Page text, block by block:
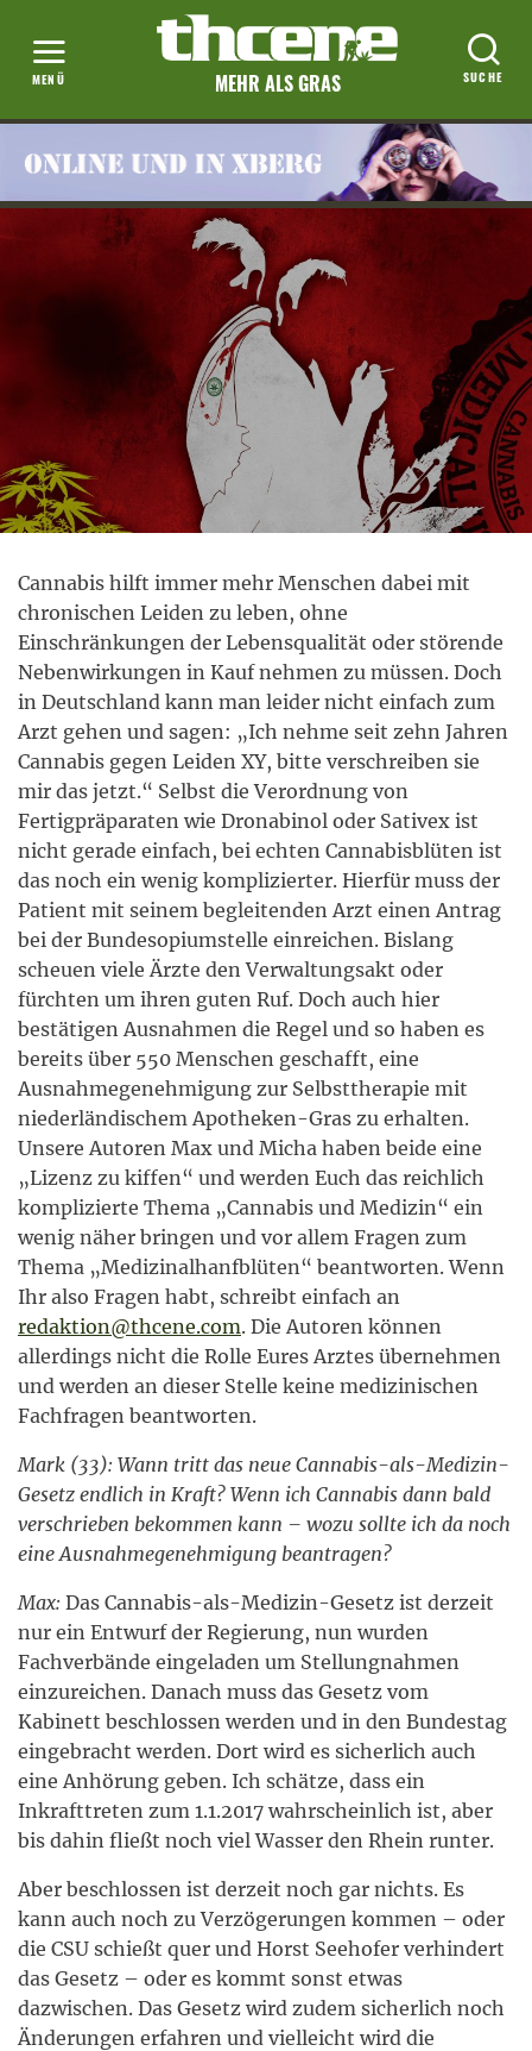
MEHR ALS GRAS
Cannabis hilft immer mehr Menschen dabei mit
chronischen Leiden zu leben, ohne
Einschränkungen der Lebensqualität oder störende
Nebenwirkungen in Kauf nehmen zu müssen. Doch
in Deutschland kann man leider nicht einfach zum
Arzt gehen und sagen: „Ich nehme seit zehn Jahren
Cannabis gegen Leiden XY, bitte verschreiben sie
mir das jetzt.“ Selbst die Verordnung von
Fertigpräparaten wie Dronabinol oder Sativex ist
nicht gerade einfach, bei echten Cannabisblüten ist
das noch ein wenig komplizierter. Hierfür muss der
Patient mit seinem begleitenden Arzt einen Antrag
bei der Bundesopiumstelle einreichen. Bislang
scheuen viele Ärzte den Verwaltungsakt oder
fürchten um ihren guten Ruf. Doch auch hier
bestätigen Ausnahmen die Regel und so haben es
bereits über 550 Menschen geschafft, eine
Ausnahmegenehmigung zur Selbsttherapie mit
niederländischem Apotheken-Gras zu erhalten.
Unsere Autoren Max und Micha haben beide eine
„Lizenz zu kiffen“ und werden Euch das reichlich
komplizierte Thema „Cannabis und Medizin“ ein
wenig näher bringen und vor allem Fragen zum
Thema „Medizinalhanfblüten“ beantworten. Wenn
Ihr also Fragen habt, schreibt einfach an
redaktion@thcene.com. Die Autoren können
allerdings nicht die Rolle Eures Arztes übernehmen
und werden an dieser Stelle keine medizinischen
Fachfragen beantworten.
Mark (33): Wann tritt das neue Cannabis-als-Medizin-
Gesetz endlich in Kraft? Wenn ich Cannabis dann bald
verschrieben bekommen kann – wozu sollte ich da noch
eine Ausnahmegenehmigung beantragen?
Max: Das Cannabis-als-Medizin-Gesetz ist derzeit
nur ein Entwurf der Regierung, nun wurden
Fachverbände eingeladen um Stellungnahmen
einzureichen. Danach muss das Gesetz vom
Kabinett beschlossen werden und in den Bundestag
eingebracht werden. Dort wird es sicherlich auch
eine Anhörung geben. Ich schätze, dass ein
Inkrafttreten zum 1.1.2017 wahrscheinlich ist, aber
bis dahin fließt noch viel Wasser den Rhein runter.
Aber beschlossen ist derzeit noch gar nichts. Es
kann auch noch zu Verzögerungen kommen – oder
die CSU schießt quer und Horst Seehofer verhindert
das Gesetz – oder es kommt sonst etwas
dazwischen. Das Gesetz wird zudem sicherlich noch
Änderungen erfahren und vielleicht wird die